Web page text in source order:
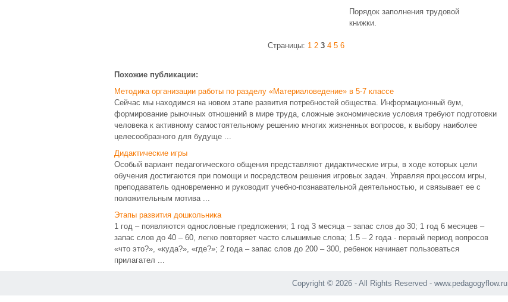
Порядок заполнения трудовой
книжки.
Страницы: 1 2 3 4 5 6
Похожие публикации:
Методика организации работы по разделу «Материаловедение» в 5-7 классе
Сейчас мы находимся на новом этапе развития потребностей общества. Информационный бум,
формирование рыночных отношений в мире труда, сложные экономические условия требуют подготовки
человека к активному самостоятельному решению многих жизненных вопросов, к выбору наиболее
целесообразного для будуще ...
Дидактические игры
Особый вариант педагогического общения представляют дидактические игры, в ходе которых цели
обучения достигаются при помощи и посредством решения игровых задач. Управляя процессом игры,
преподаватель одновременно и руководит учебно-познавательной деятельностью, и связывает ее с
положительным мотива ...
Этапы развития дошкольника
1 год – появляются однословные предложения; 1 год 3 месяца – запас слов до 30; 1 год 6 месяцев –
запас слов до 40 – 60, легко повторяет часто слышимые слова; 1.5 – 2 года - первый период вопросов
«что это?», «куда?», «где?»; 2 года – запас слов до 200 – 300, ребенок начинает пользоваться
прилагател ...
Copyright © 2026 - All Rights Reserved - www.pedagogyflow.ru